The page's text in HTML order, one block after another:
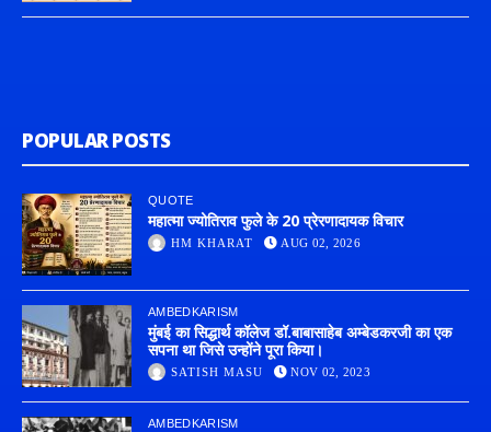
POPULAR POSTS
QUOTE
महात्मा ज्योतिराव फुले के 20 प्रेरणादायक विचार
HM KHARAT AUG 02, 2026
AMBEDKARISM
मुंबई का सिद्धार्थ कॉलेज डॉ.बाबासाहेब अम्बेडकरजी का एक
सपना था जिसे उन्होंने पूरा किया।
SATISH MASU NOV 02, 2023
AMBEDKARISM